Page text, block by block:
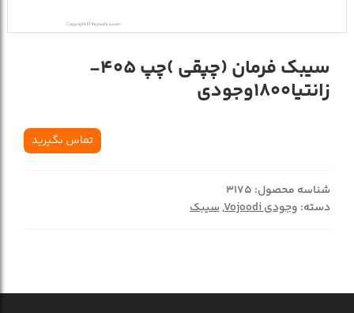
سیبک فرمان (چپقی )چپ 405-
زانتیا1800وجودی
تماس بگیرید
شناسه محصول: 3175
دسته: وجودی Vojoodi ,سیبک